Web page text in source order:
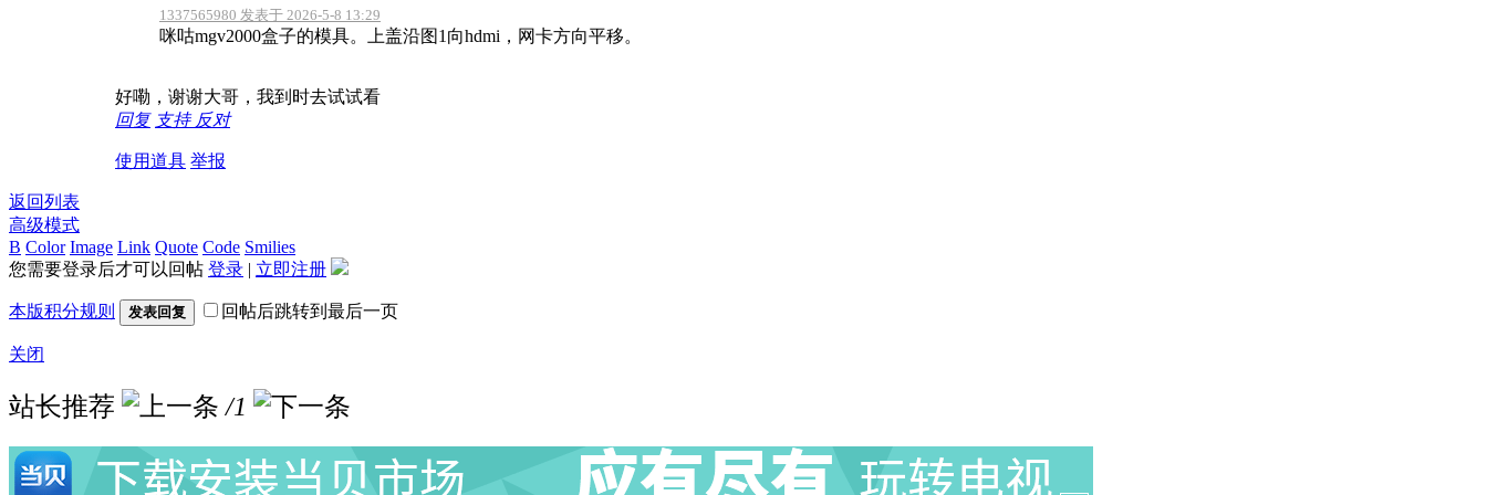
1337565980 发表于 2026-5-8 13:29
咪咕mgv2000盒子的模具。上盖沿图1向hdmi，网卡方向平移。
好嘞，谢谢大哥，我到时去试试看
回复 支持 反对
使用道具 举报
返回列表
高级模式
B Color Image Link Quote Code Smilies
您需要登录后才可以回帖 登录 | 立即注册
本版积分规则 发表回复 回帖后跳转到最后一页
关闭
站长推荐 /1